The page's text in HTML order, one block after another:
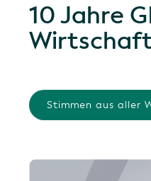
10 Jahre
Stimmen aus aller